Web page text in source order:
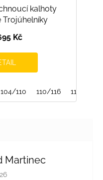
kalhoty
Trojúhelníky
Kč
104/110 110/116 116/122
Martinec
obchodu je 5 z 5 hvězdiček.